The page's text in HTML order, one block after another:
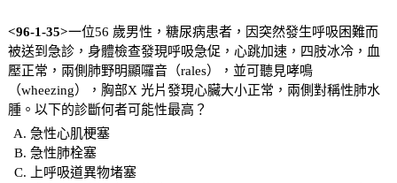
<96-1-35>一位56 歲男性，糖尿病患者，因突然發生呼吸困難而
被送到急診，身體檢查發現呼吸急促，心跳加速，四肢冰冷，血
壓正常，兩側肺野明顯囉音（rales），並可聽見哮鳴
（wheezing），胸部X 光片發現心臟大小正常，兩側對稱性肺水
腫。以下的診斷何者可能性最高？
急性心肌梗塞
急性肺栓塞
上呼吸道異物堵塞